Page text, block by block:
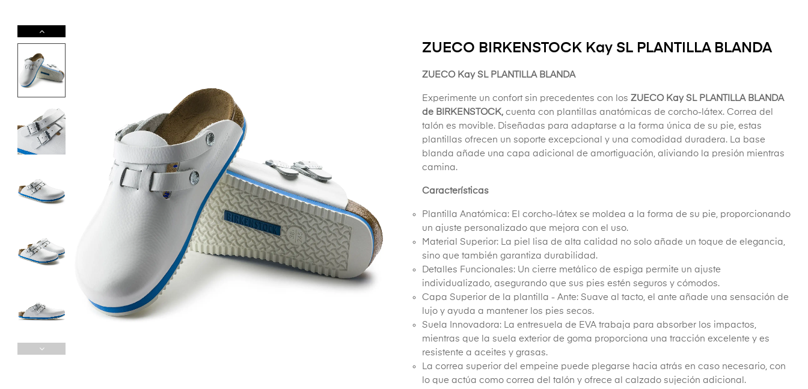
ZUECO BIRKENSTOCK Kay SL PLANTILLA BLANDA
ZUECO Kay SL PLANTILLA BLANDA
Experimente un confort sin precedentes con los ZUECO Kay SL PLANTILLA BLANDA
de BIRKENSTOCK, cuenta con plantillas anatómicas de corcho-látex. Correa del
talón es movible. Diseñadas para adaptarse a la forma única de su pie, estas
plantillas ofrecen un soporte excepcional y una comodidad duradera. La base
blanda añade una capa adicional de amortiguación, aliviando la presión mientras
camina.
Características
Plantilla Anatómica: El corcho-látex se moldea a la forma de su pie, proporcionando
un ajuste personalizado que mejora con el uso.
Material Superior: La piel lisa de alta calidad no solo añade un toque de elegancia,
sino que también garantiza durabilidad.
Detalles Funcionales: Un cierre metálico de espiga permite un ajuste
individualizado, asegurando que sus pies estén seguros y cómodos.
Capa Superior de la plantilla - Ante: Suave al tacto, el ante añade una sensación de
lujo y ayuda a mantener los pies secos.
Suela Innovadora: La entresuela de EVA trabaja para absorber los impactos,
mientras que la suela exterior de goma proporciona una tracción excelente y es
resistente a aceites y grasas.
La correa superior del empeine puede plegarse hacia atrás en caso necesario, con
lo que actúa como correa del talón y ofrece al calzado sujeción adicional.